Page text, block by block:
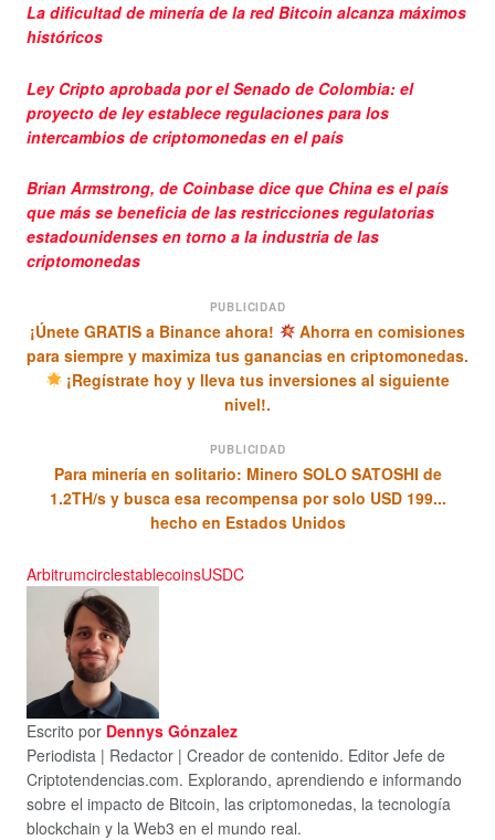
La dificultad de minería de la red Bitcoin alcanza máximos
históricos
Ley Cripto aprobada por el Senado de Colombia: el
proyecto de ley establece regulaciones para los
intercambios de criptomonedas en el país
Brian Armstrong, de Coinbase dice que China es el país
que más se beneficia de las restricciones regulatorias
estadounidenses en torno a la industria de las
criptomonedas
PUBLICIDAD
¡Únete GRATIS a Binance ahora!
Ahorra en comisiones
para siempre y maximiza tus ganancias en criptomonedas.
¡Regístrate hoy y lleva tus inversiones al siguiente
nivel!.
PUBLICIDAD
Para minería en solitario: Minero SOLO SATOSHI de
1.2TH/s y busca esa recompensa por solo USD 199...
hecho en Estados Unidos
ArbitrumcirclestablecoinsUSDC
Escrito por Dennys Gónzalez
Periodista | Redactor | Creador de contenido. Editor Jefe de
Criptotendencias.com. Explorando, aprendiendo e informando
sobre el impacto de Bitcoin, las criptomonedas, la tecnología
blockchain y la Web3 en el mundo real.